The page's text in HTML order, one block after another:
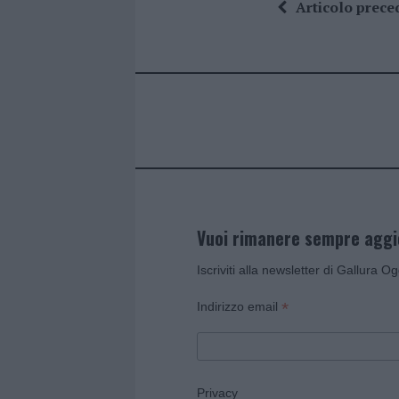
Articolo
Vuoi rimanere sempre
Iscriviti alla newsletter di Gallura
Indirizzo email *
Privacy